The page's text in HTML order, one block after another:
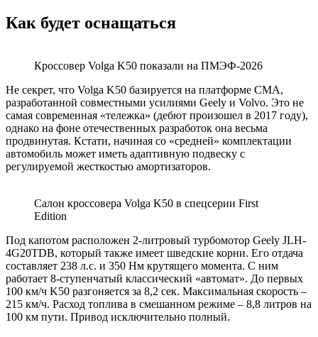
Как будет оснащаться
Кроссовер Volga K50 показали на ПМЭФ-2026
Не секрет, что Volga K50 базируется на платформе CMA,
разработанной совместными усилиями Geely и Volvo. Это не
самая современная «тележка» (дебют произошел в 2017 году),
однако на фоне отечественных разработок она весьма
продвинутая. Кстати, начиная со «средней» комплектации
автомобиль может иметь адаптивную подвеску с
регулируемой жесткостью амортизаторов.
Салон кроссовера Volga K50 в спецсерии First
Edition
Под капотом расположен 2-литровый турбомотор Geely JLH-
4G20TDB, который также имеет шведские корни. Его отдача
составляет 238 л.с. и 350 Нм крутящего момента. С ним
работает 8-ступенчатый классический «автомат». До первых
100 км/ч K50 разгоняется за 8,2 сек. Максимальная скорость –
215 км/ч. Расход топлива в смешанном режиме – 8,8 литров на
100 км пути. Привод исключительно полный.